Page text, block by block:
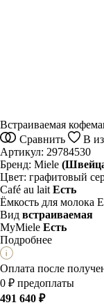
Встраиваемая
Сравнить
В
Артикул: 29784530
Бренд: Miele
Цвет: графитовый
Café au lait Есть
Ёмкость для молока
Вид встраиваемая
MyMiele Есть
Подробнее
Оплата после
0 ₽ предоплаты
491 640 ₽